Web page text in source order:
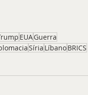
EUAGuerra
Síria LíbanoBRICS